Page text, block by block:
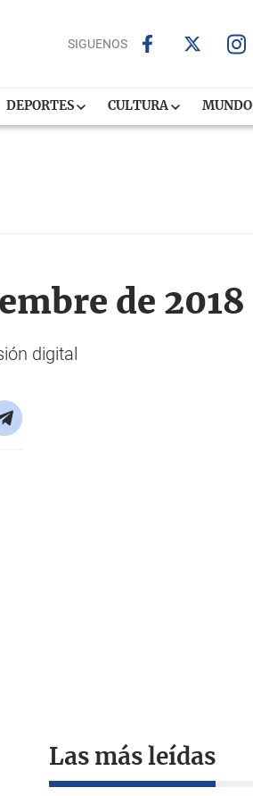
SIGUENOS
DEPORTES CULTURA MUNDO
de 2018
digital
Las más leídas